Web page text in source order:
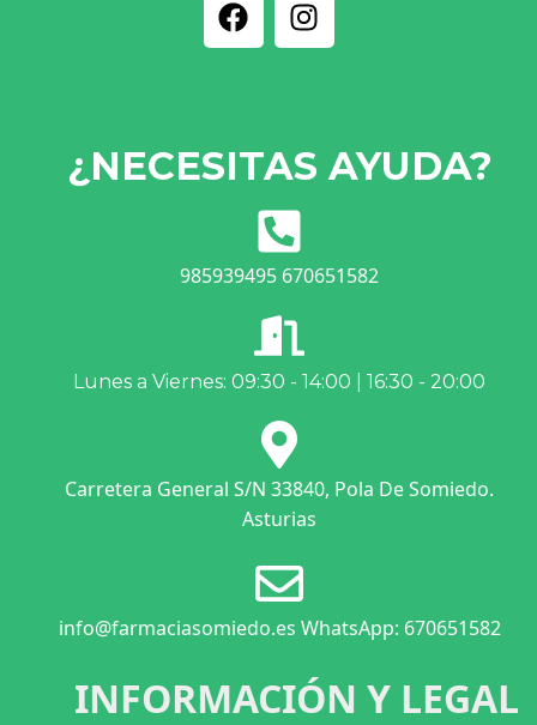
¿NECESITAS AYUDA?
985939495 670651582
Lunes a Viernes: 09:30 - 14:00 | 16:30 - 20:00
Carretera General S/N 33840, Pola De Somiedo.
Asturias
info@farmaciasomiedo.es WhatsApp: 670651582
INFORMACIÓN Y LEGAL